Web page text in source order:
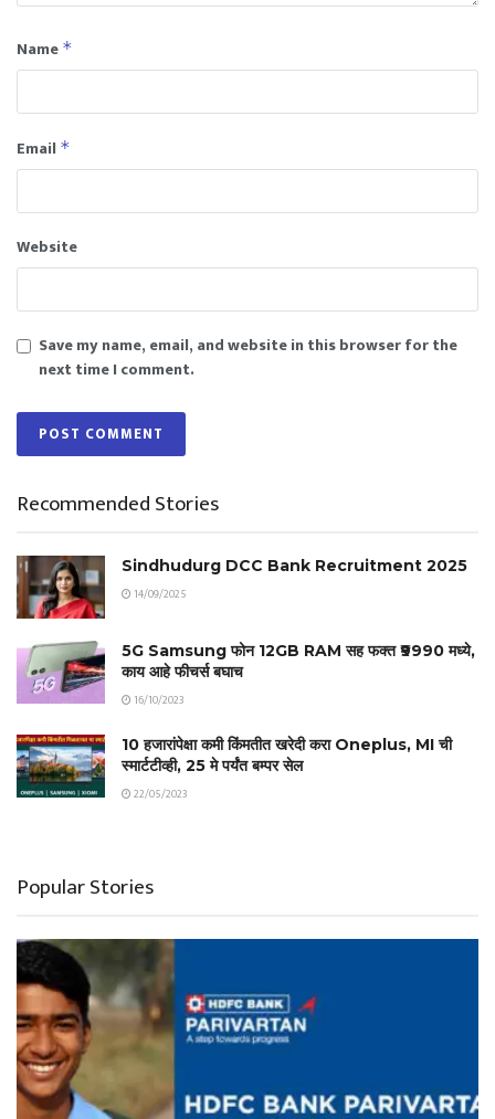
Name *
Email *
Website
Save my name, email, and website in this browser for the
next time I comment.
Recommended Stories
Sindhudurg DCC Bank Recruitment 2025
14/09/2025
5G Samsung फोन 12GB RAM सह फक्त ₹9990 मध्ये,
काय आहे फीचर्स बघाच
16/10/2023
10 हजारांपेक्षा कमी किंमतीत खरेदी करा Oneplus, MI ची
स्मार्टटीव्ही, 25 मे पर्यंत बम्पर सेल
22/05/2023
Popular Stories